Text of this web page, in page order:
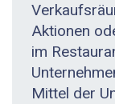
Aktionen
im
Mittel der